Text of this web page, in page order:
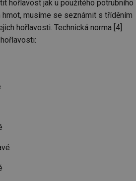
hořlavost jak u použitého potrubního
hmot, musíme se seznámit s tříděním
hořlavosti. Technická norma [4]